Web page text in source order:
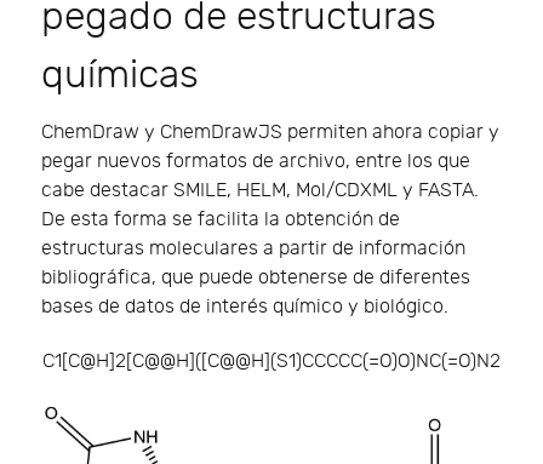
pegado de estructuras
químicas
ChemDraw y ChemDrawJS permiten ahora copiar y
pegar nuevos formatos de archivo, entre los que
cabe destacar SMILE, HELM, Mol/CDXML y FASTA.
De esta forma se facilita la obtención de
estructuras moleculares a partir de información
bibliográfica, que puede obtenerse de diferentes
bases de datos de interés químico y biológico.
C1[C@H]2[C@@H]([C@@H](S1)CCCCC(=O)O)NC(=O)N2